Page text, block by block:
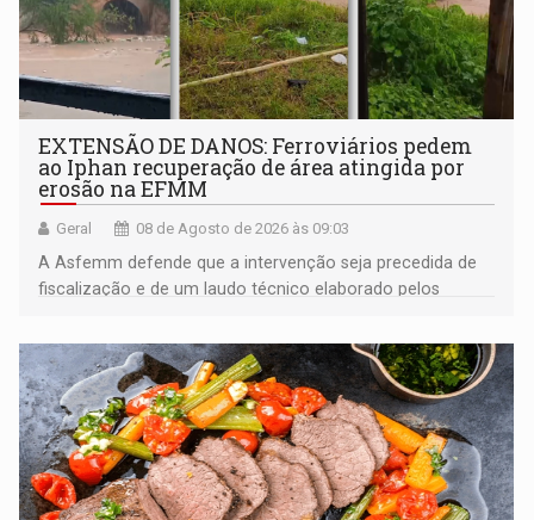
EXTENSÃO DE DANOS: Ferroviários pedem
ao Iphan recuperação de área atingida por
erosão na EFMM
Geral 08 de Agosto de 2026 às 09:03
A Asfemm defende que a intervenção seja precedida de
fiscalização e de um laudo técnico elaborado pelos